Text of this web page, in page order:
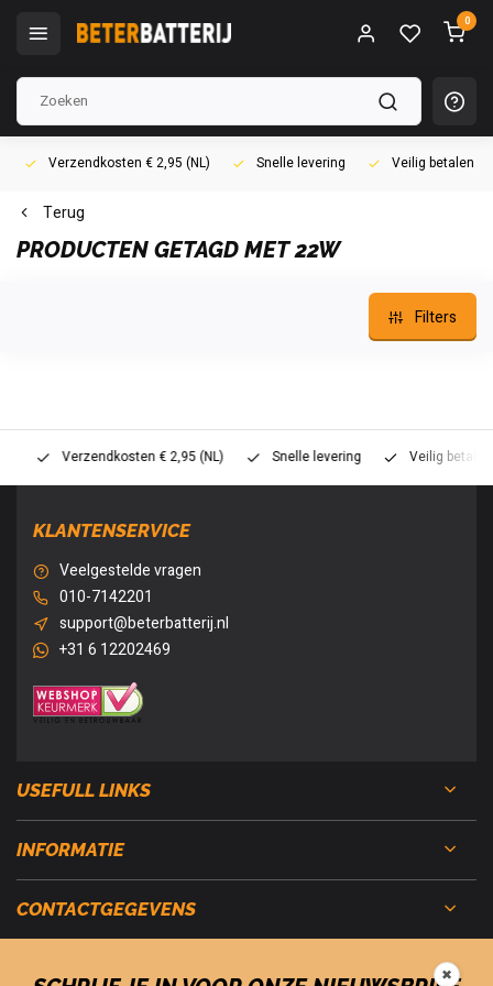
0
Verzendkosten € 2,95 (NL) Snelle levering Veilig betalen
Terug
PRODUCTEN GETAGD MET 22W
Filters
Verzendkosten € 2,95 (NL) Snelle levering Veilig betalen
KLANTENSERVICE
Veelgestelde vragen
010-7142201
support@beterbatterij.nl
+31 6 12202469
USEFULL LINKS
INFORMATIE
CONTACTGEGEVENS
✖